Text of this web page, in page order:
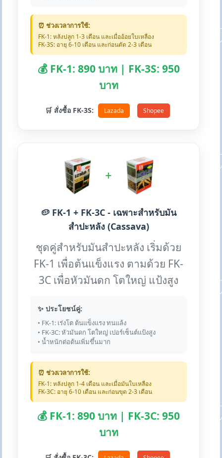
⏰ ช่วงเวลาการใช้:
FK-1: หลังปลูก 1-3 เดือน และเมื่ออ้อยใบเหลือง
FK-3S: อายุ 6-10 เดือน และก่อนตัด 2-3 เดือน
💰 FK-1: 890 บาท | FK-3S: 950
บาท
🛒 สั่งซื้อ FK-3S: Lazada Shopee
+
🥔 FK-1 + FK-3C - เฉพาะสำหรับมัน
สำปะหลัง (Cassava)
ชุดคู่สำหรับมันสำปะหลัง เริ่มด้วย
FK-1 เพื่อต้นแข็งแรง ตามด้วย FK-
3C เพื่อหัวมันดก โตใหญ่ แป้งสูง
✨ ประโยชน์คู่:
• FK-1: เร่งโต ต้นแข็งแรง ทนแล้ง
• FK-3C: หัวมันดก โตใหญ่ เปอร์เซ็นต์แป้งสูง
• น้ำหนักต่อต้นเพิ่มขึ้นมาก
⏰ ช่วงเวลาการใช้:
FK-1: หลังปลูก 1-4 เดือน และเมื่อมันใบเหลือง
FK-3C: อายุ 6-10 เดือน และก่อนขุด 2-3 เดือน
💰 FK-1: 890 บาท | FK-3C: 950
บาท